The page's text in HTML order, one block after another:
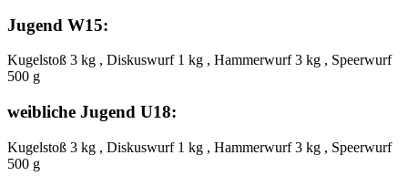
Jugend W15:
Kugelstoß 3 kg , Diskuswurf 1 kg , Hammerwurf 3 kg , Speerwurf
500 g
weibliche Jugend U18:
Kugelstoß 3 kg , Diskuswurf 1 kg , Hammerwurf 3 kg , Speerwurf
500 g